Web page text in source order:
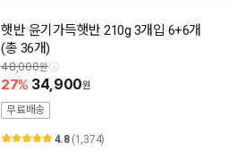
햇반 윤기가득햇반 210g 3개입 6+6개
(총 36개)
48,000
27 34,900
무료배송
4.8 (1,374)